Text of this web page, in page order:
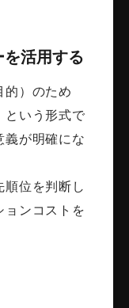
を活用する
的）のため
という形式で
義が明確にな
順位を判断し
ョンコストを